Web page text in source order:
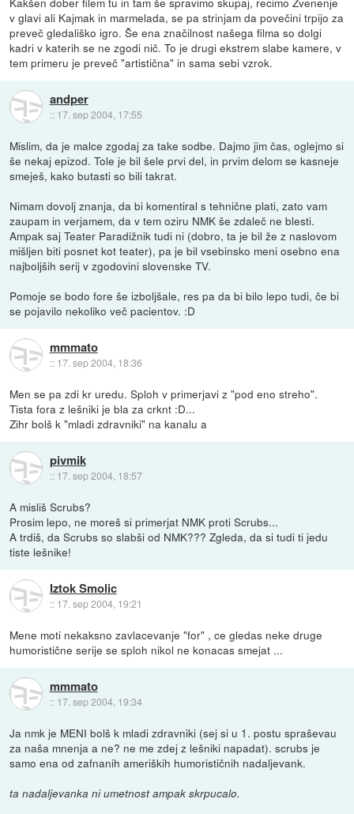
v glavi ali Kajmak in marmelada, se pa strinjam da povečini trpijo za
preveč gledališko igro. Še ena značilnost našega filma so dolgi
kadri v katerih se ne zgodi nič. To je drugi ekstrem slabe kamere, v
tem primeru je preveč "artistična" in sama sebi vzrok.
andper
:: 17. sep 2004, 17:55
Mislim, da je malce zgodaj za take sodbe. Dajmo jim čas, oglejmo si
še nekaj epizod. Tole je bil šele prvi del, in prvim delom se kasneje
smeješ, kako butasti so bili takrat.
Nimam dovolj znanja, da bi komentiral s tehnične plati, zato vam
zaupam in verjamem, da v tem oziru NMK še zdaleč ne blesti.
Ampak saj Teater Paradižnik tudi ni (dobro, ta je bil že z naslovom
mišljen biti posnet kot teater), pa je bil vsebinsko meni osebno ena
najboljših serij v zgodovini slovenske TV.
Pomoje se bodo fore še izboljšale, res pa da bi bilo lepo tudi, če bi
se pojavilo nekoliko več pacientov. :D
mmmato
:: 17. sep 2004, 18:36
Men se pa zdi kr uredu. Sploh v primerjavi z "pod eno streho".
Tista fora z lešniki je bla za crknt :D...
Zihr bolš k "mladi zdravniki" na kanalu a
pivmik
:: 17. sep 2004, 18:57
A misliš Scrubs?
Prosim lepo, ne moreš si primerjat NMK proti Scrubs...
A trdiš, da Scrubs so slabši od NMK??? Zgleda, da si tudi ti jedu
tiste lešnike!
Iztok Smolic
:: 17. sep 2004, 19:21
Mene moti nekaksno zavlacevanje "for" , ce gledas neke druge
humoristične serije se sploh nikol ne konacas smejat ...
mmmato
:: 17. sep 2004, 19:34
Ja nmk je MENI bolš k mladi zdravniki (sej si u 1. postu spraševau
za naša mnenja a ne? ne me zdej z lešniki napadat). scrubs je
samo ena od zafnanih ameriških humorističnih nadaljevank.
ta nadaljevanka ni umetnost ampak skrpucalo.